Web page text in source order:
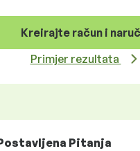
Kreirajte račun i
Primjer rezultata
Pitanja